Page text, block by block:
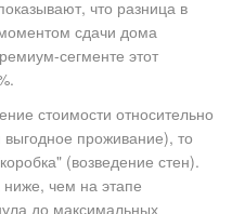
что разница в
сдачи дома
сегменте этот
стоимости относительно
проживание), то
(возведение стен).
ниже, чем на этапе
до максимальных